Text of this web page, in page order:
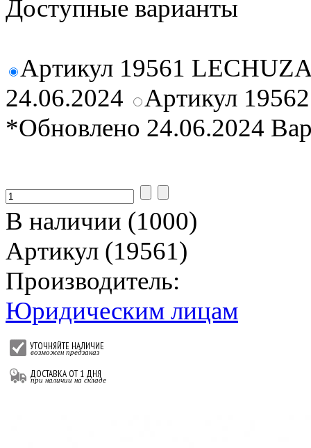
Доступные варианты
Артикул 19561
24.06.2024
Артикул
*Обновлено 24.06.2024
В наличии (1000)
Артикул (19561)
Производитель:
Юридическим лицам
УТОЧНЯЙТЕ НАЛИЧИЕ
возможен предзаказ
ДОСТАВКА ОТ 1 ДНЯ
при наличии на складе